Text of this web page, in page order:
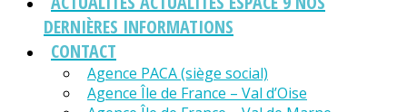
DERNIÈRES INFORMATIONS
CONTACT
Agence PACA (siège social)
Agence Île de France – Val d’Oise